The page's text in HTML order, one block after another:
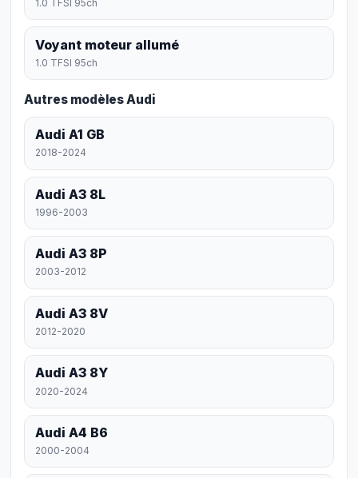
1.0 TFSI 95ch
Voyant moteur allumé
1.0 TFSI 95ch
Autres modèles Audi
Audi A1 GB
2018-2024
Audi A3 8L
1996-2003
Audi A3 8P
2003-2012
Audi A3 8V
2012-2020
Audi A3 8Y
2020-2024
Audi A4 B6
2000-2004